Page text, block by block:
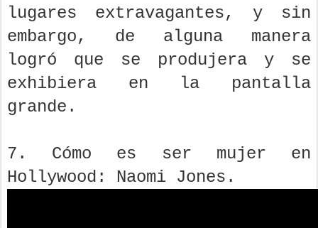
lugares extravagantes, y sin
embargo, de alguna manera
logró que se produjera y se
exhibiera en la pantalla
grande.
7. Cómo es ser mujer en
Hollywood: Naomi Jones.